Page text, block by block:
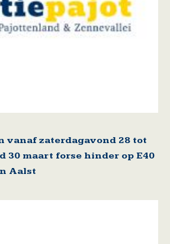
vanaf zaterdagavond 28 tot
30 maart forse hinder op E40
Aalst